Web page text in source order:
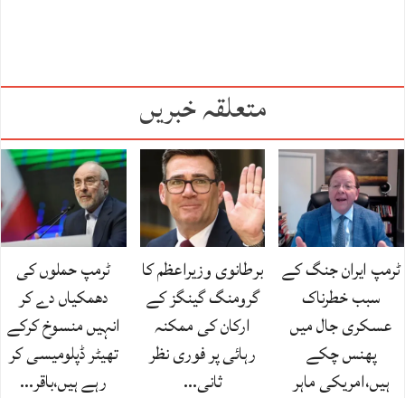
متعلقہ خبریں
ٹرمپ ایران جنگ کے
سبب خطرناک
عسکری جال میں
پھنس چکے
ہیں،امریکی ماہر
برطانوی وزیراعظم کا
گرومنگ گینگز کے
ارکان کی ممکنہ
رہائی پر فوری نظر
ثانی…
ٹرمپ حملوں کی
دھمکیاں دے کر
انہیں منسوخ کرکے
تھیٹر ڈپلومیسی کر
رہے ہیں،باقر…